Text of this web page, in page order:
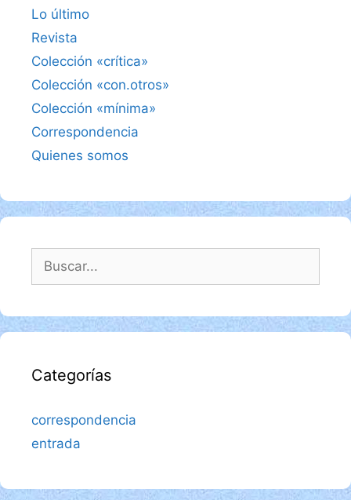
Lo último
Revista
Colección «crítica»
Colección «con.otros»
Colección «mínima»
Correspondencia
Quienes somos
Buscar:
Categorías
correspondencia
entrada